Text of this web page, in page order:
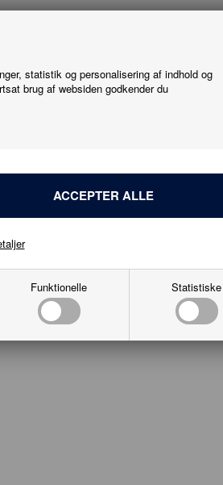
statistik og personalisering af indhold og
brug af websiden godkender du
Funktionelle Statistiske